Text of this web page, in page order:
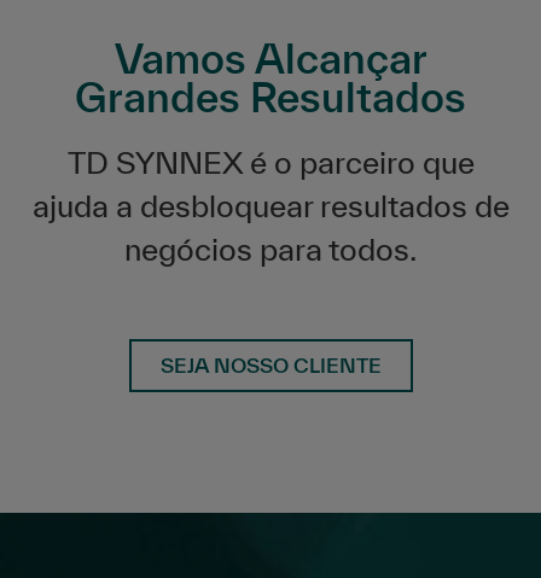
Vamos Alcançar
Grandes Resultados
TD SYNNEX é o parceiro que
ajuda a desbloquear resultados de
negócios para todos.
SEJA NOSSO CLIENTE